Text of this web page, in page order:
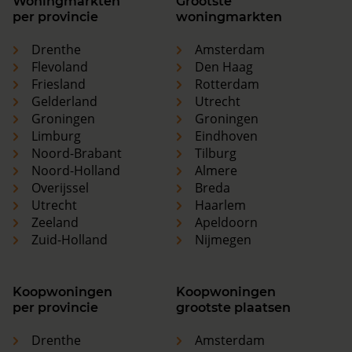
per provincie
Drenthe
Flevoland
Friesland
Gelderland
Groningen
Limburg
Noord-Brabant
Noord-Holland
Overijssel
Utrecht
Zeeland
Zuid-Holland
woningmarkten
Amsterdam
Den Haag
Rotterdam
Utrecht
Groningen
Eindhoven
Tilburg
Almere
Breda
Haarlem
Apeldoorn
Nijmegen
Koopwoningen
per provincie
Drenthe
Koopwoningen
grootste plaatsen
Amsterdam